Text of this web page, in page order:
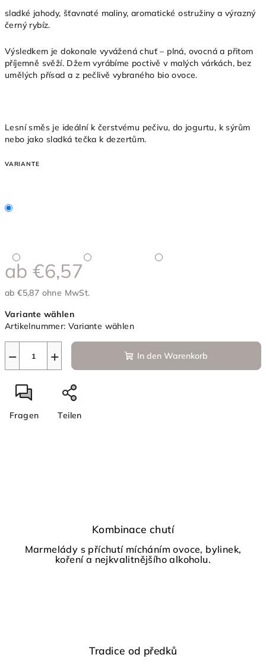
sladké jahody,šťavnaté maliny, aromatické ostružinya výrazný
černý rybíz.
Výsledkem je dokonale vyvážená chuť – plná, ovocná a přitom
příjemně svěží. Džem vyrábíme poctivě v malých várkách, bez
umělých přísad a z pečlivě vybraného bio ovoce.
Lesní směs je ideální k čerstvému pečivu, do jogurtu, k sýrům
nebo jako sladká tečka k dezertům.
VARIANTE
ab€6,57
ab€5,87 ohne MwSt.
Variante wählen
Artikelnummer: Variante wählen
+
− In den Warenkorb
Fragen Teilen
Kombinace chutí
Marmelády s příchutí mícháním ovoce, bylinek,
koření a nejkvalitnějšího alkoholu.
Tradice od předků